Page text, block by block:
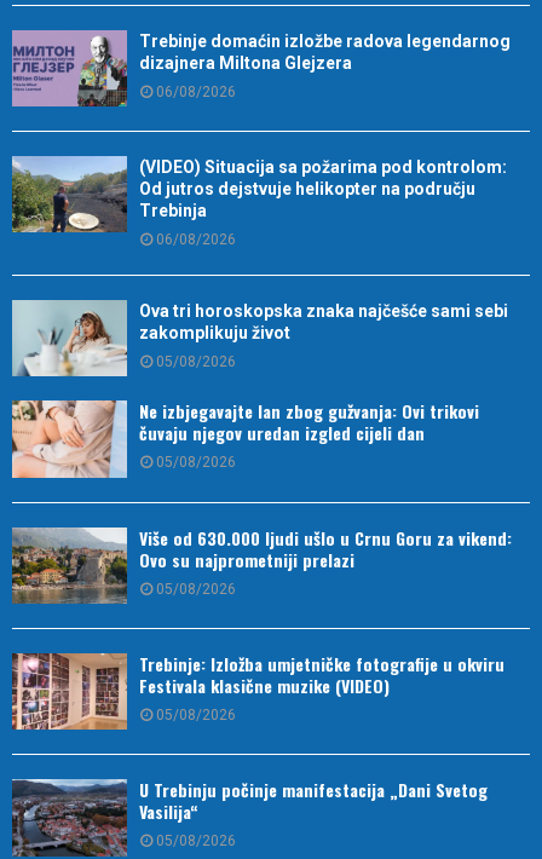
Trebinje domaćin izložbe radova legendarnog
dizajnera Miltona Glejzera
06/08/2026
(VIDEO) Situacija sa požarima pod kontrolom:
Od jutros dejstvuje helikopter na području
Trebinja
06/08/2026
Ova tri horoskopska znaka najčešće sami sebi
zakomplikuju život
05/08/2026
Ne izbjegavajte lan zbog gužvanja: Ovi trikovi
čuvaju njegov uredan izgled cijeli dan
05/08/2026
Više od 630.000 ljudi ušlo u Crnu Goru za vikend:
Ovo su najprometniji prelazi
05/08/2026
Trebinje: Izložba umjetničke fotografije u okviru
Festivala klasične muzike (VIDEO)
05/08/2026
U Trebinju počinje manifestacija „Dani Svetog
Vasilija“
05/08/2026